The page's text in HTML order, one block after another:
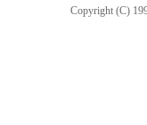
Copyright (C)